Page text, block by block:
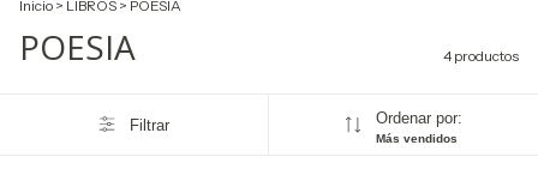
Inicio > LIBROS > POESIA
POESIA 4 productos
Filtrar Ordenar por:
Más vendidos